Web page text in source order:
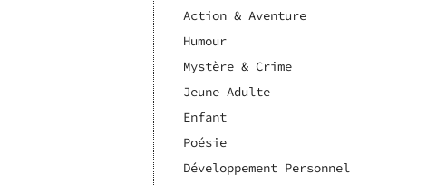
Action & Aventure
Humour
Mystère & Crime
Jeune Adulte
Enfant
Poésie
Développement Personnel